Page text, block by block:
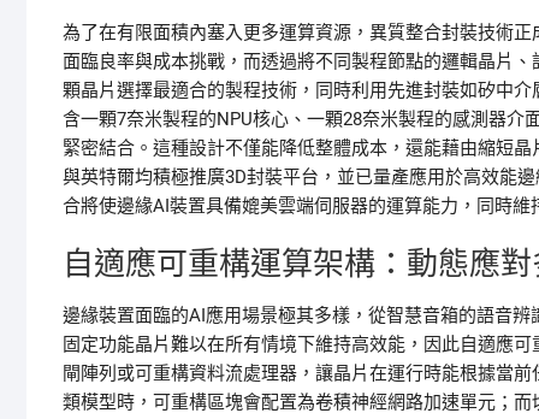
為了在有限面積內塞入更多運算資源，異質整合封裝技術
面臨良率與成本挑戰，而透過將不同製程節點的邏輯晶片
顆晶片選擇最適合的製程技術，同時利用先進封裝如矽中
含一顆7奈米製程的NPU核心、一顆28奈米製程的感測器
緊密結合。這種設計不僅能降低整體成本，還能藉由縮短
與英特爾均積極推廣3D封裝平台，並已量產應用於高效能
合將使邊緣AI裝置具備媲美雲端伺服器的運算能力，同時
自適應可重構運算架構：動態應
邊緣裝置面臨的AI應用場景極其多樣，從智慧音箱的語音
固定功能晶片難以在所有情境下維持高效能，因此自適應
閘陣列或可重構資料流處理器，讓晶片在運行時能根據當
類模型時，可重構區塊會配置為卷積神經網路加速單元；